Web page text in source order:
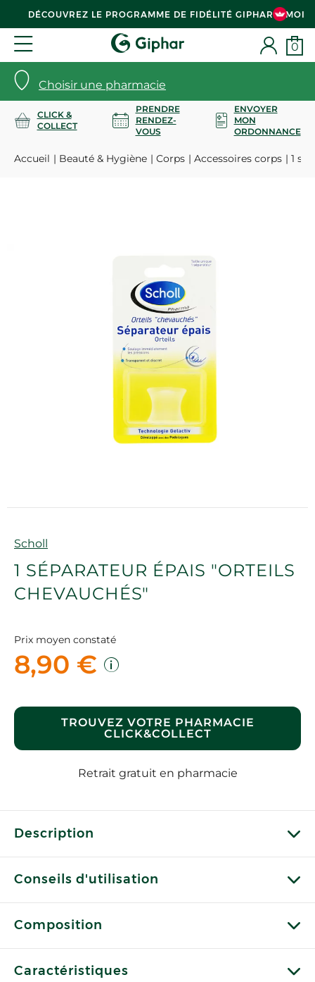
DÉCOUVREZ LE PROGRAMME DE FIDÉLITÉ GIPHAR & MOI
Choisir une pharmacie
0
CLICK &
COLLECT
PRENDRE
RENDEZ-
VOUS
ENVOYER
MON
ORDONNANCE
Accueil Beauté & Hygiène Corps Accessoires corps 1
Marque
Scholl
1 SÉPARATEUR ÉPAIS "ORTEILS
CHEVAUCHÉS"
Prix moyen constaté
8,90 €
TROUVEZ VOTRE PHARMACIE
CLICK&COLLECT
Retrait gratuit en pharmacie
Description
Conseils d'utilisation
Composition
Caractéristiques